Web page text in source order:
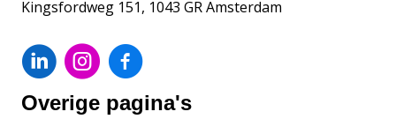
Kingsfordweg 151, 1043 GR Amsterdam
Overige pagina's